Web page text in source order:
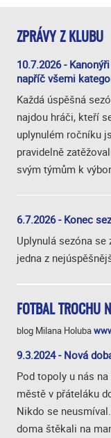
ZPRÁVY Z KLUBU
10.7.2026 -
napříč všemi
Každá úspěšná
najdou hráči, kteří
uplynulém ročníku
pravidelně
svým týmům k
6.7.2026 - Konec
Uplynulá sezóna
jedna z
FOTBAL TROCHU
blog Milana Holuba
9.3.2024 - Nová
Pod topoly u nás
městě v přáteláku
Nikdo se
doma štěkali na